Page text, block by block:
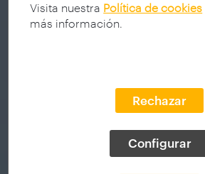
Visita nuestra Política de cookies
más información.
Rechazar
Configurar